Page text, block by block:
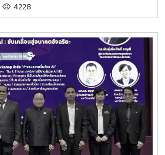
ง (MOU) ว่าด้วยความร่วมมือด้านการ
งเสริมสหกรณ์ และมหาวิทยาลัยชั้นนำ 6
ก นายนิรันดร์ มูลธิดา อธิบดีกรมส่ง
นในพิธี ในการนี้ นายณฤทธิ์ บุญชัย
กรณ์ นางสาวปรานอม จันทร์ใหม่ ผู้
ำแหน่งผู้ทรงคุณวุฒิด้านการสหกรณ์
อำนวยการสำนักพัฒนาและถ่ายทอด
ณะผู้บริหารกรมส่งเสริมสหกรณ์ คณะผู้
แห่ง และผู้มีเกียรติเข้าร่วมในพิธี ณ
4228